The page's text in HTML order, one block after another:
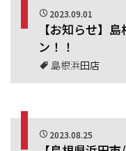
2023.09.01
【お知らせ】
ン！！
島根浜田店
2023.08.25